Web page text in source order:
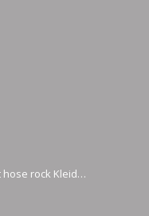
hose rock Kleid…